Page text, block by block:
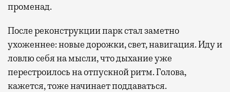
променад.
После реконструкции парк стал заметно
ухоженнее: новые дорожки, свет, навигация. Иду и
ловлю себя на мысли, что дыхание уже
перестроилось на отпускной ритм. Голова,
кажется, тоже начинает поддаваться.